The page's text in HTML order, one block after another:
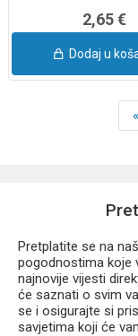
2,65 €
Dodaj u
«
Pretplatite se na
pogodnostima koje
najnovije vijesti
će saznati o svim
se i osigurajte si
savjetima koji će